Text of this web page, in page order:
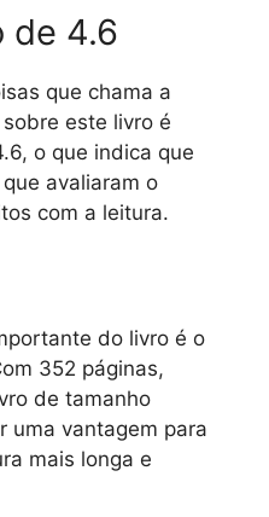
de 4.6
que chama a
este livro é
o que indica que
avaliaram o
com a leitura.
do livro é o
352 páginas,
de tamanho
uma vantagem para
mais longa e